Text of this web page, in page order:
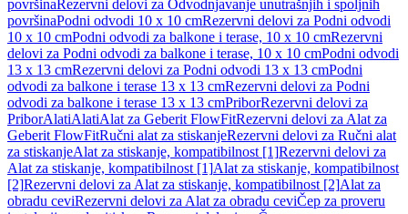
površinaRezervni delovi za Odvodnjavanje unutrašnjih i spoljnih
površinaPodni odvodi 10 x 10 cmRezervni delovi za Podni odvodi
10 x 10 cmPodni odvodi za balkone i terase, 10 x 10 cmRezervni
delovi za Podni odvodi za balkone i terase, 10 x 10 cmPodni odvodi
13 x 13 cmRezervni delovi za Podni odvodi 13 x 13 cmPodni
odvodi za balkone i terase 13 x 13 cmRezervni delovi za Podni
odvodi za balkone i terase 13 x 13 cmPriborRezervni delovi za
PriborAlatiAlatiAlat za Geberit FlowFitRezervni delovi za Alat za
Geberit FlowFitRučni alat za stiskanjeRezervni delovi za Ručni alat
za stiskanjeAlat za stiskanje, kompatibilnost [1]Rezervni delovi za
Alat za stiskanje, kompatibilnost [1]Alat za stiskanje, kompatibilnost
[2]Rezervni delovi za Alat za stiskanje, kompatibilnost [2]Alat za
obradu ceviRezervni delovi za Alat za obradu ceviČep za proveru